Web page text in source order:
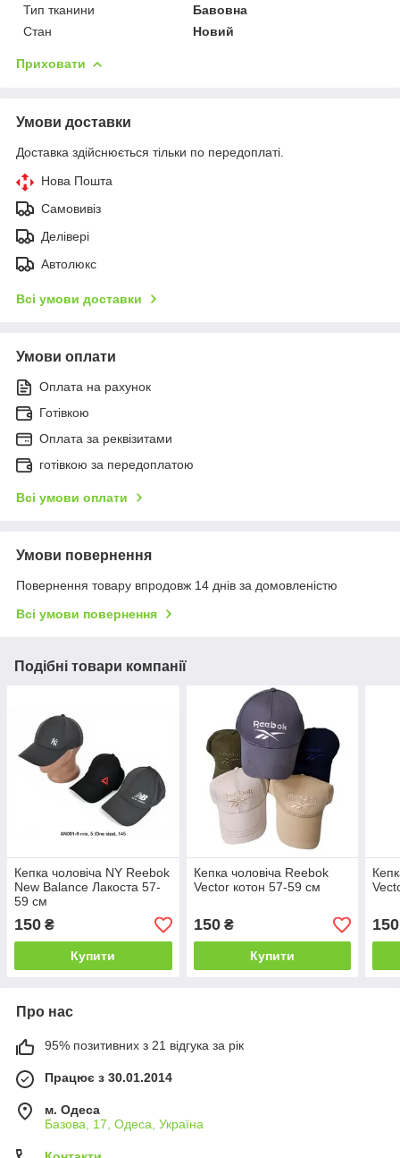
Тип тканини
Бавовна
Стан
Новий
Приховати
Умови доставки
Доставка здійснюється тільки по передоплаті.
Нова Пошта
Самовивіз
Делівері
Автолюкс
Всі умови доставки
Умови оплати
Оплата на рахунок
Готівкою
Оплата за реквізитами
готівкою за передоплатою
Всі умови оплати
Умови повернення
Повернення товару впродовж 14 днів за домовленістю
Всі умови повернення
Подібні товари компанії
Кепка чоловіча NY Reebok
New Balance Лакоста 57-
59 см
150 ₴
Купити
Кепка чоловіча Reebok
Vector котон 57-59 см
150₴
Купити
150
Про нас
95% позитивних з 21 відгука за рік
Працює з 30.01.2014
м. Одеса
Базова, 17, Одеса, Україна